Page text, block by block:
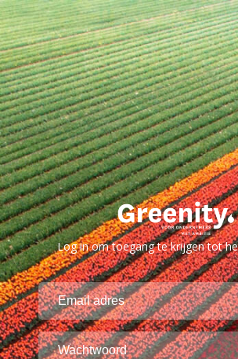
Log in om toegang te krijgen tot